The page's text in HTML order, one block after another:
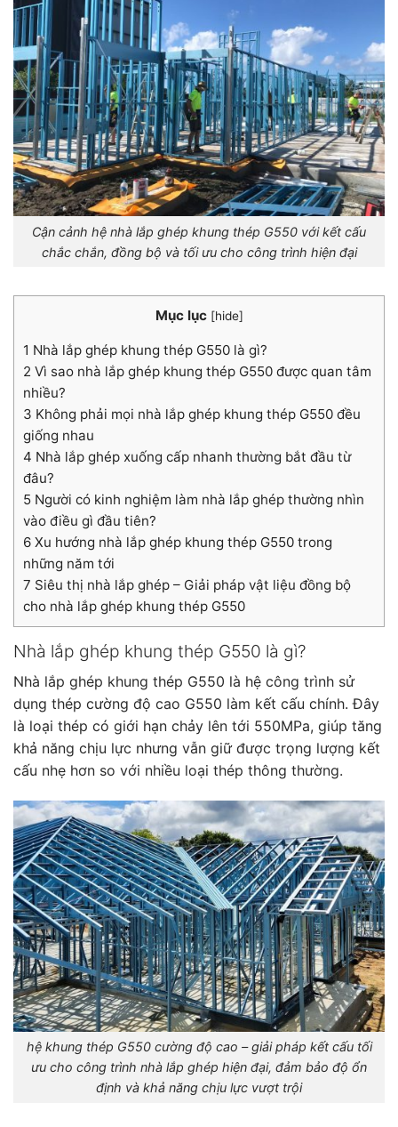
Cận cảnh hệ nhà lắp ghép khung thép G550 với kết cấu
chắc chắn, đồng bộ và tối ưu cho công trình hiện đại
Mục lục [hide]
1 Nhà lắp ghép khung thép G550 là gì?
2 Vì sao nhà lắp ghép khung thép G550 được quan tâm
nhiều?
3 Không phải mọi nhà lắp ghép khung thép G550 đều
giống nhau
4 Nhà lắp ghép xuống cấp nhanh thường bắt đầu từ
đâu?
5 Người có kinh nghiệm làm nhà lắp ghép thường nhìn
vào điều gì đầu tiên?
6 Xu hướng nhà lắp ghép khung thép G550 trong
những năm tới
7 Siêu thị nhà lắp ghép – Giải pháp vật liệu đồng bộ
cho nhà lắp ghép khung thép G550
Nhà lắp ghép khung thép G550 là gì?
Nhà lắp ghép khung thép G550 là hệ công trình sử
dụng thép cường độ cao G550 làm kết cấu chính. Đây
là loại thép có giới hạn chảy lên tới 550MPa, giúp tăng
khả năng chịu lực nhưng vẫn giữ được trọng lượng kết
cấu nhẹ hơn so với nhiều loại thép thông thường.
hệ khung thép G550 cường độ cao – giải pháp kết cấu tối
ưu cho công trình nhà lắp ghép hiện đại, đảm bảo độ ổn
định và khả năng chịu lực vượt trội